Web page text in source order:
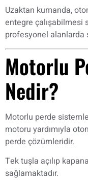
Uzaktan kumanda,
entegre çalışabilmesi
profesyonel alanlarda
Motorlu
Nedir?
Motorlu perde
motoru yardımıyla
perde çözümleridir.
Tek tuşla açılıp
sağlamaktadır.